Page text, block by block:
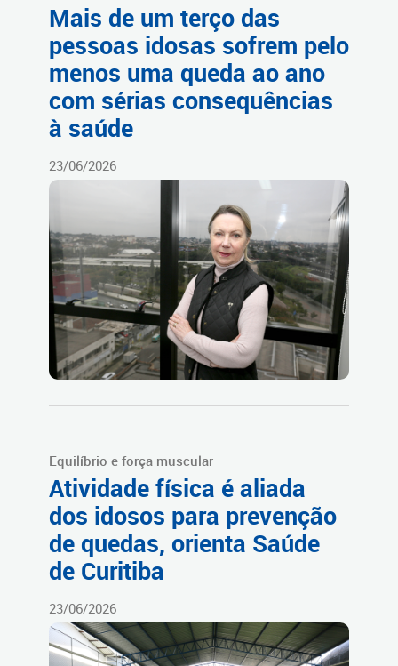
Mais de um terço das
pessoas idosas sofrem pelo
menos uma queda ao ano
com sérias consequências
à saúde
23/06/2026
Equilíbrio e força muscular
Atividade física é aliada
dos idosos para prevenção
de quedas, orienta Saúde
de Curitiba
23/06/2026